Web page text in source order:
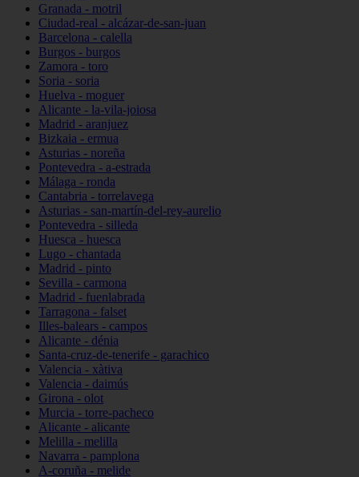
Granada - motril
Ciudad-real - alcázar-de-san-juan
Barcelona - calella
Burgos - burgos
Zamora - toro
Soria - soria
Huelva - moguer
Alicante - la-vila-joiosa
Madrid - aranjuez
Bizkaia - ermua
Asturias - noreña
Pontevedra - a-estrada
Málaga - ronda
Cantabria - torrelavega
Asturias - san-martín-del-rey-aurelio
Pontevedra - silleda
Huesca - huesca
Lugo - chantada
Madrid - pinto
Sevilla - carmona
Madrid - fuenlabrada
Tarragona - falset
Illes-balears - campos
Alicante - dénia
Santa-cruz-de-tenerife - garachico
Valencia - xàtiva
Valencia - daimús
Girona - olot
Murcia - torre-pacheco
Alicante - alicante
Melilla - melilla
Navarra - pamplona
A-coruña - melide